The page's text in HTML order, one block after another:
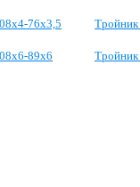
76х3,5
89х6